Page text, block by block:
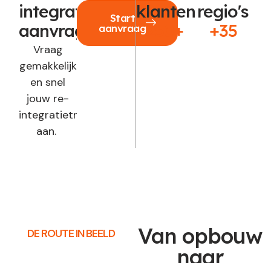
integratie
aanvragen?
Vraag
gemakkelijk
en snel
jouw re-
integratietraject
aan.
Start
aanvraag
klanten
250+
regio's
+35
DE ROUTE IN BEELD Van opbouw
naar